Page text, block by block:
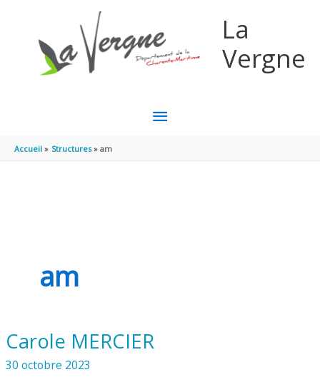
La
Vergne
MENU
Accueil Structures am
am
Carole MERCIER
30 octobre 2023